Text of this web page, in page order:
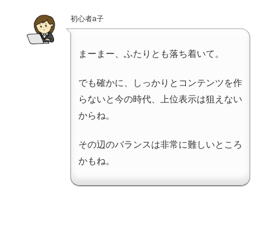
初心者a子
まーまー、ふたりとも落ち着いて。
でも確かに、しっかりとコンテンツを作
らないと今の時代、上位表示は狙えない
からね。
その辺のバランスは非常に難しいところ
かもね。